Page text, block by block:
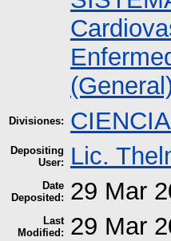
Divisiones:
Depositing
User:
Lic.
Date
Deposited:
29 Mar
Last
Modified:
29 Mar